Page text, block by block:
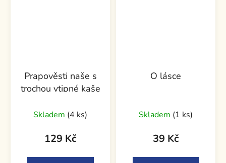
Prapověsti naše s
trochou vtipné kaše
Skladem (4 ks)
129 Kč
O lásce
Skladem (1 ks)
39 Kč